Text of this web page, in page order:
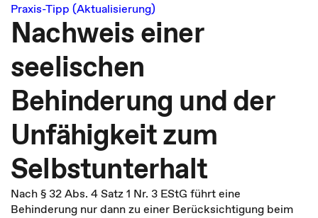
Praxis-Tipp (Aktualisierung)
Nachweis einer
seelischen
Behinderung und der
Unfähigkeit zum
Selbstunterhalt
Nach § 32 Abs. 4 Satz 1 Nr. 3 EStG führt eine
Behinderung nur dann zu einer Berücksichtigung beim